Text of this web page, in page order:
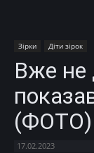
Зірки Діти зірок
Вже не
(ФОТО)
17.02.2023